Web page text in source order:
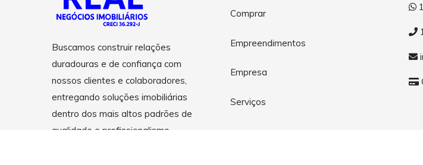
Buscamos construir relações
duradouras e de confiança com
nossos clientes e colaboradores,
entregando soluções imobiliárias
dentro dos mais altos padrões de
qualidade e profissionalismo.
Comprar
Empreendimentos
Empresa
Serviços